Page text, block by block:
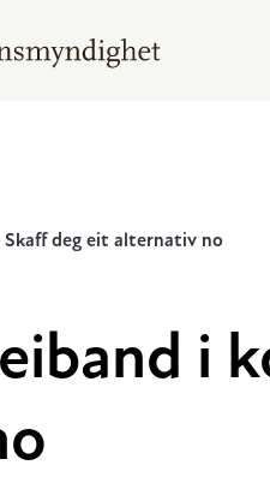
deg eit alternativ no
i